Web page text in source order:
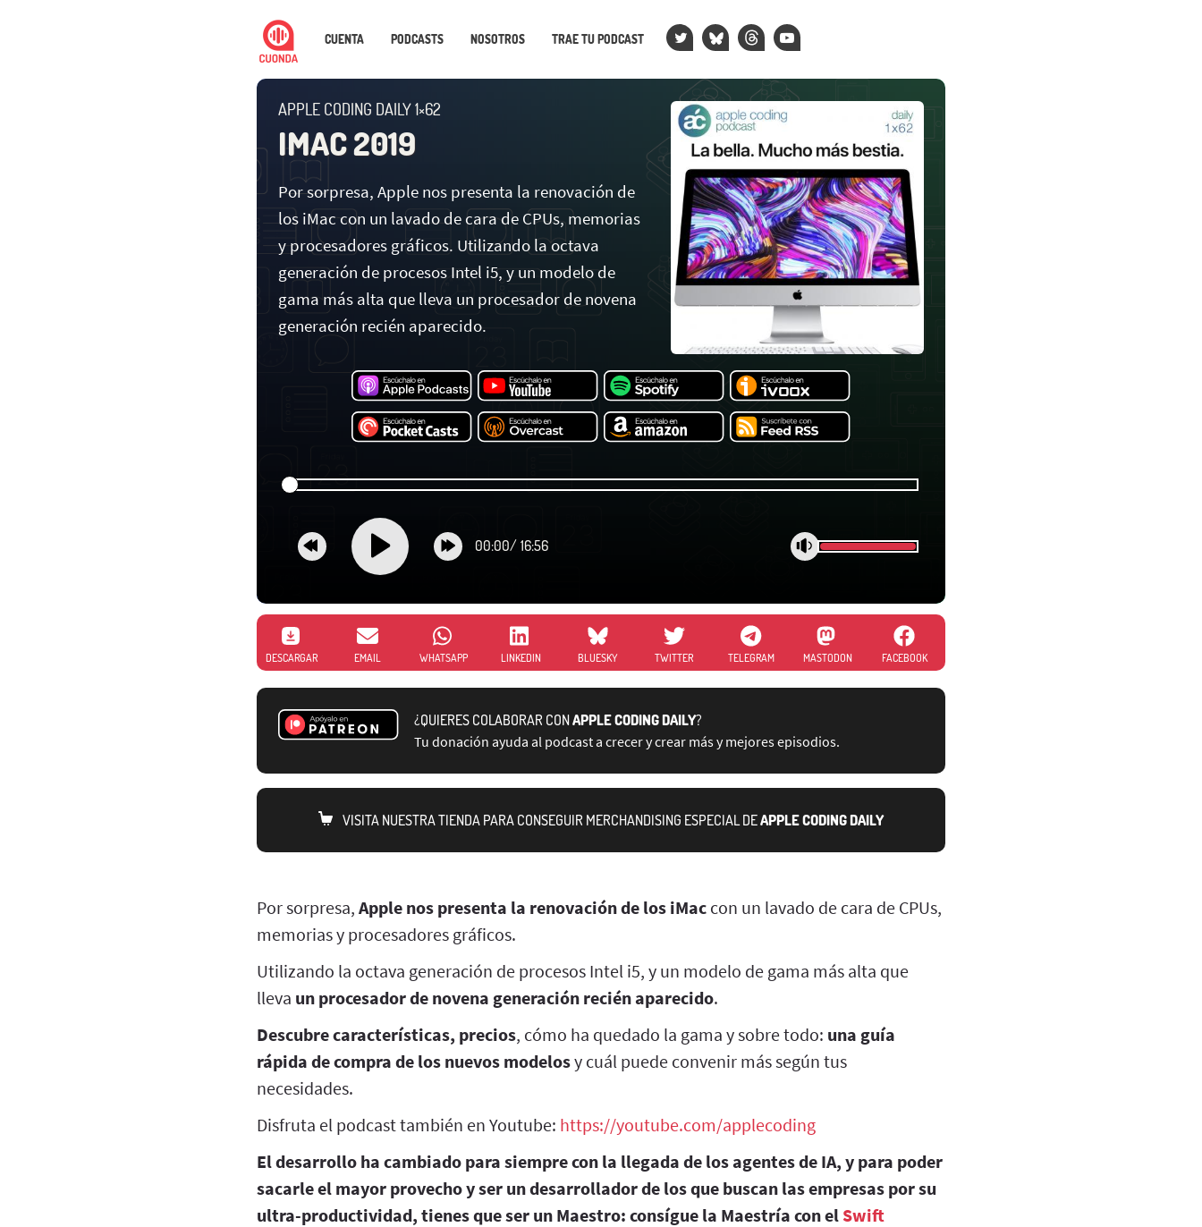
CUENTA PODCASTS NOSOTROS TRAE TU PODCAST
APPLE CODING DAILY 1×62
IMAC 2019
Por sorpresa, Apple nos presenta la renovación de
los iMac con un lavado de cara de CPUs, memorias
y procesadores gráficos. Utilizando la octava
generación de procesos Intel i5, y un modelo de
gama más alta que lleva un procesador de novena
generación recién aparecido.
00:00/ 16:56
DESCARGAR EMAIL WHATSAPP LINKEDIN BLUESKY TWITTER TELEGRAM MASTODON FACEBOOK
¿QUIERES COLABORAR CONAPPLE CODING DAILY?
Tu donación ayuda al podcast a crecer y crear más y mejores episodios.
VISITA NUESTRA TIENDA PARA CONSEGUIR MERCHANDISING ESPECIAL DEAPPLE CODING DAILY
Por sorpresa, Apple nos presenta la renovación de los iMac con un lavado de cara de CPUs,
memorias y procesadores gráficos.
Utilizando la octava generación de procesos Intel i5, y un modelo de gama más alta que
lleva un procesador de novena generación recién aparecido.
Descubre características, precios, cómo ha quedado la gama y sobre todo: una guía
rápida de compra de los nuevos modelosy cuál puede convenir más según tus
necesidades.
Disfruta el podcast también en Youtube: https://youtube.com/applecoding
El desarrollo ha cambiado para siempre con la llegada de los agentes de IA, y para poder
sacarle el mayor provecho y ser un desarrollador de los que buscan las empresas por su
ultra-productividad, tienes que ser un Maestro: consígue la Maestría con el Swift